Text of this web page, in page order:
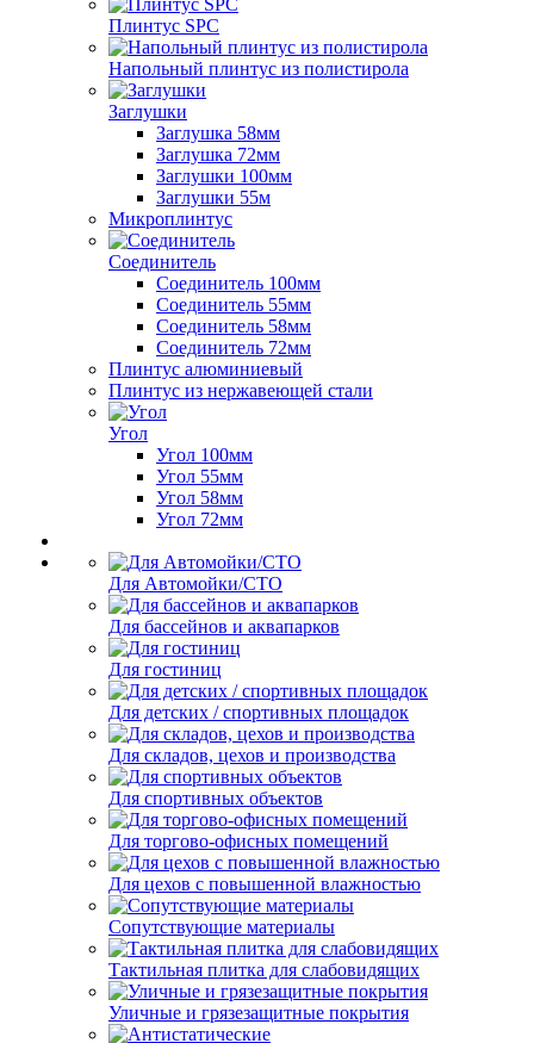
Плинтус SPC
Напольный плинтус из полистирола
Заглушки
Заглушка 58мм
Заглушка 72мм
Заглушки 100мм
Заглушки 55м
Микроплинтус
Соединитель
Соединитель 100мм
Соединитель 55мм
Соединитель 58мм
Соединитель 72мм
Плинтус алюминиевый
Плинтус из нержавеющей стали
Угол
Угол 100мм
Угол 55мм
Угол 58мм
Угол 72мм
Для Автомойки/СТО
Для бассейнов и аквапарков
Для гостиниц
Для детских / спортивных площадок
Для складов, цехов и производства
Для спортивных объектов
Для торгово-офисных помещений
Для цехов с повышенной влажностью
Сопутствующие материалы
Тактильная плитка для слабовидящих
Уличные и грязезащитные покрытия